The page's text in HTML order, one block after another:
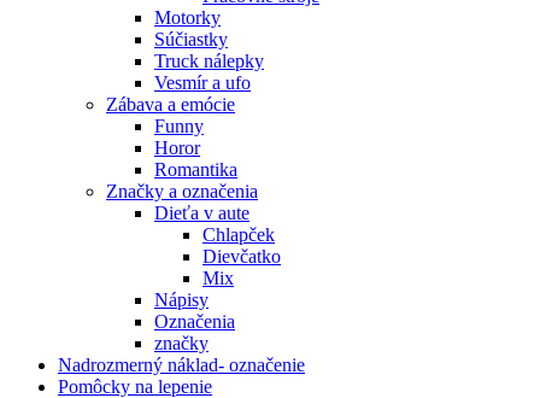
Motorky
Súčiastky
Truck nálepky
Vesmír a ufo
Zábava a emócie
Funny
Horor
Romantika
Značky a označenia
Dieťa v aute
Chlapček
Dievčatko
Mix
Nápisy
Označenia
značky
Nadrozmerný náklad- označenie
Pomôcky na lepenie